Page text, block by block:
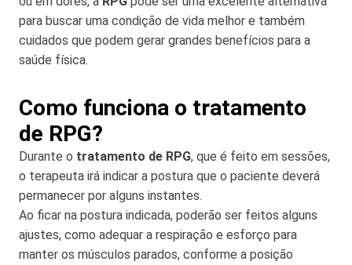
para buscar uma condição de vida melhor e também
cuidados que podem gerar grandes benefícios para a
saúde física.
Como funciona o tratamento
de RPG?
Durante o tratamento de RPG, que é feito em sessões,
o terapeuta irá indicar a postura que o paciente deverá
permanecer por alguns instantes.
Ao ficar na postura indicada, poderão ser feitos alguns
ajustes, como adequar a respiração e esforço para
manter os músculos parados, conforme a posição